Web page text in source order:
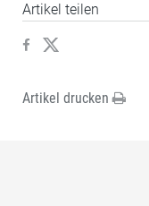
Artikel teilen
Artikel drucken